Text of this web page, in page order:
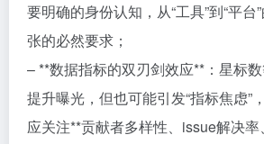
要明确的身份认知，从“工具”到“平
张的必然要求；
– **数据指标的双刃剑效应**：星标
提升曝光，但也可能引发“指标焦虑”
应关注**贡献者多样性、issue解决